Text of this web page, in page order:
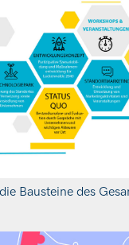
Bausteine des